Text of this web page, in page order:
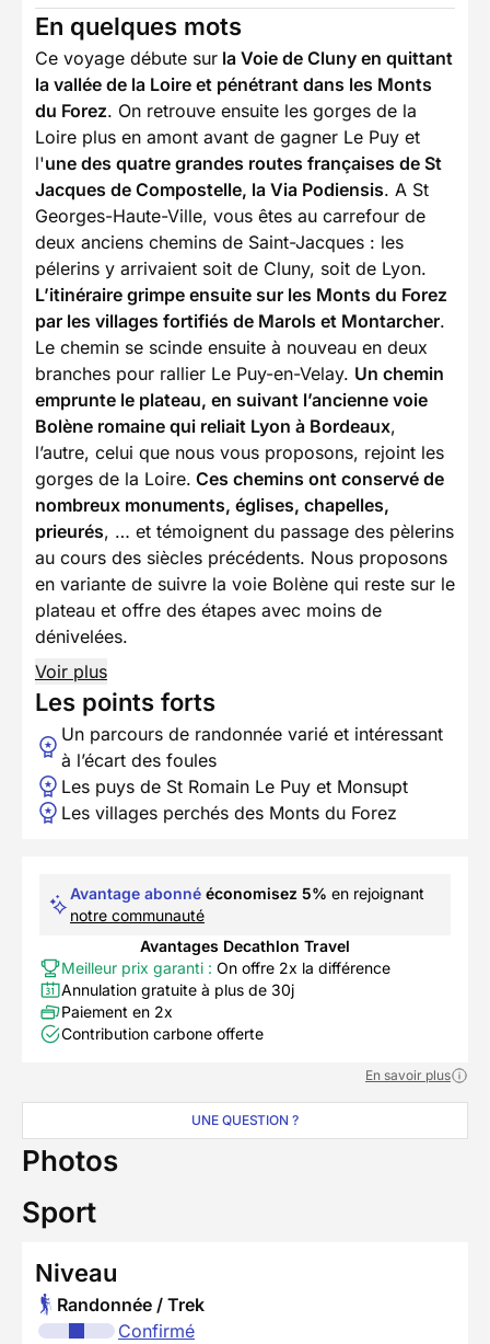
En quelques mots
Ce voyage débute sur la Voie de Cluny en quittant
la vallée de la Loire et pénétrant dans les Monts
du Forez. On retrouve ensuite les gorges de la
Loire plus en amont avant de gagner Le Puy et
l'une des quatre grandes routes françaises de St
Jacques de Compostelle, la Via Podiensis. A St
Georges-Haute-Ville, vous êtes au carrefour de
deux anciens chemins de Saint-Jacques : les
pélerins y arrivaient soit de Cluny, soit de Lyon.
L’itinéraire grimpe ensuite sur les Monts du Forez
par les villages fortifiés de Marols et Montarcher.
Le chemin se scinde ensuite à nouveau en deux
branches pour rallier Le Puy-en-Velay. Un chemin
emprunte le plateau, en suivant l’ancienne voie
Bolène romaine qui reliait Lyon à Bordeaux,
l’autre, celui que nous vous proposons, rejoint les
gorges de la Loire. Ces chemins ont conservé de
nombreux monuments, églises, chapelles,
prieurés, … et témoignent du passage des pèlerins
au cours des siècles précédents. Nous proposons
en variante de suivre la voie Bolène qui reste sur le
plateau et offre des étapes avec moins de
dénivelées.
Voir plus
Les points forts
Un parcours de randonnée varié et intéressant
à l’écart des foules
Les puys de St Romain Le Puy et Monsupt
Les villages perchés des Monts du Forez
Avantage abonné économisez 5% en rejoignant
notre communauté
Avantages Decathlon Travel
Meilleur prix garanti : On offre 2x la différence
Annulation gratuite à plus de 30j
Paiement en 2x
Contribution carbone offerte
En savoir plus
UNE QUESTION ?
Photos
Sport
Niveau
Randonnée / Trek
Confirmé